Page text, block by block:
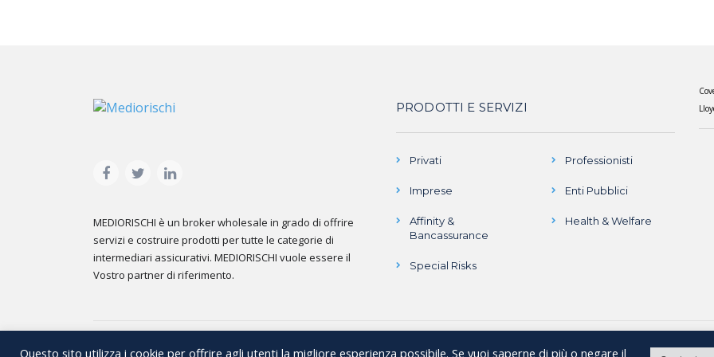
MEDIORISCHI è un broker wholesale in grado di offrire
servizi e costruire prodotti per tutte le categorie di
intermediari assicurativi. MEDIORISCHI vuole essere il
Vostro partner di riferimento.
PRODOTTI E SERVIZI
Privati Professionisti
Imprese Enti Pubblici
Affinity &
Bancassurance
Health & Welfare
Special Risks
Copyright © 2018 Mediorischi Srl. All rights reserved | C.F. 07784390010 - P.IVA 13208960156 - REA 07784390010 | Iscrizione al
Questo sito utilizza i cookie per offrire agli utenti la migliore esperienza possibile. Se vuoi saperne di più o negare il